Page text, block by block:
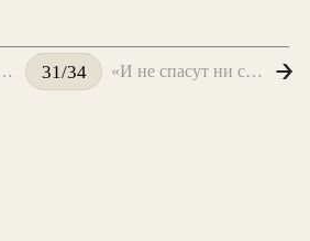
нужно — несите мне!..» 31/34 «И не спасут ни стансы, ни созвездья...»